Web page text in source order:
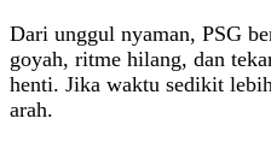
Dari unggul nyaman, PSG
goyah, ritme hilang, dan
henti. Jika waktu sedikit
arah.